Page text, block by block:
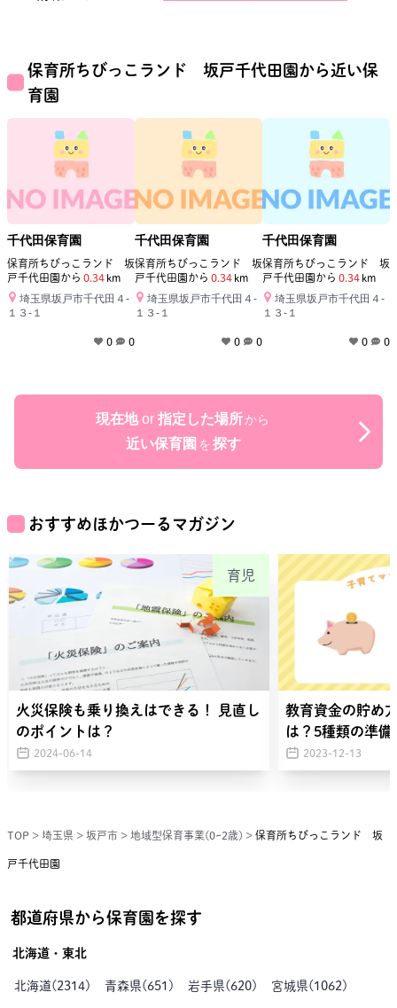
保育所ちびっこランド 坂戸千代田園から近い保
育園
千代田保育園
保育所ちびっこランド 坂
戸千代田園から 0.34 km
埼玉県坂戸市千代田４‐
１３‐１
0 0
千代田保育園
保育所ちびっこランド 坂
戸千代田園から 0.34 km
埼玉県坂戸市千代田４‐
１３‐１
0 0
千代田保育園
保育所ちびっこランド 坂
戸千代田園から 0.34 km
埼玉県坂戸市千代田４‐
１３‐１
0 0
現在地 or 指定した場所から
近い保育園 を探す
おすすめほかつーるマガジン
育児
火災保険も乗り換えはできる！ 見直し
のポイントは？
2024-06-14
教育資金の貯め
は？5種類の準
2023-12-13
TOP > 埼玉県 > 坂戸市 > 地域型保育事業(0~2歳) > 保育所ちびっこランド 坂
戸千代田園
都道府県から保育園を探す
北海道・東北
北海道( 2314) 青森県( 651 ) 岩手県( 620) 宮城県( 1062 )